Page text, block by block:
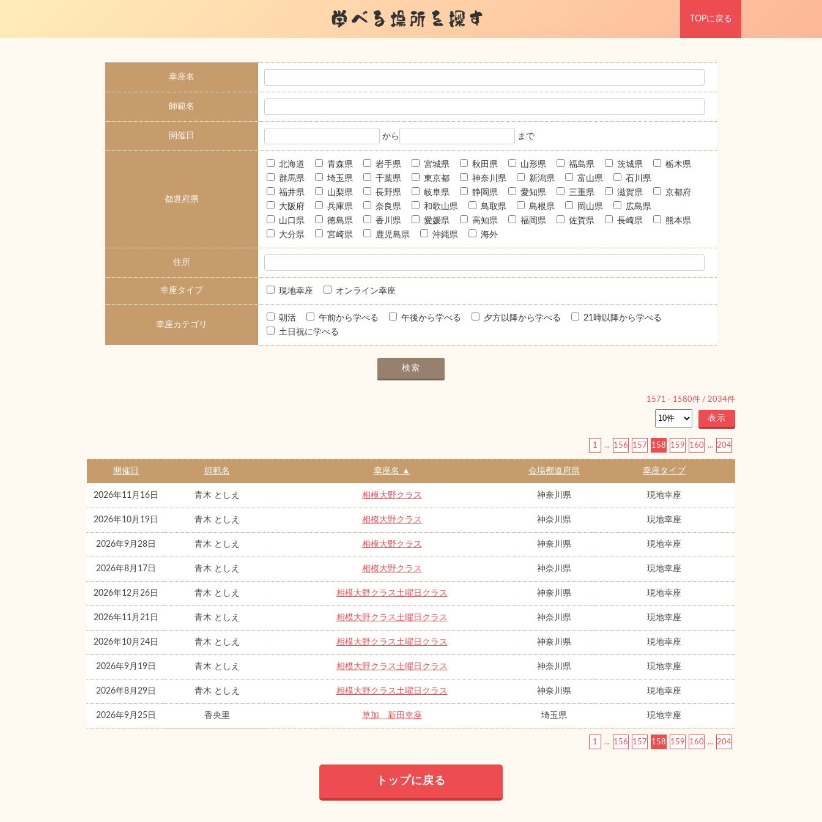
学べる場所を探す TOPに戻る
幸座名
師範名
開催日 から まで
都道府県
北海道 青森県 岩手県 宮城県 秋田県 山形県 福島県 茨城県
栃木県
群馬県
埼玉県 千葉県 東京都 神奈川県 新潟県 富山県
石川県
福井県
山梨県 長野県 岐阜県 静岡県 愛知県 三重県 滋賀県
京都府
大阪府
兵庫県 奈良県 和歌山県 鳥取県 島根県 岡山県
広島県
山口県
徳島県 香川県 愛媛県 高知県 福岡県 佐賀県 長崎県
熊本県
大分県
宮崎県 鹿児島県 沖縄県 海外
住所
幸座タイプ 現地幸座 オンライン幸座
幸座カテゴリ
朝活 午前から学べる 午後から学べる 夕方以降から学べる
21時以降から学べる
土日祝に学べる
1571 - 1580件 / 2034件
1 ... 156 157 158 159 160 ... 204
開催日 師範名 幸座名 ▲ 会場都道府県 幸座タイプ
2026年11月16日 青木 としえ 相模大野クラス 神奈川県 現地幸座
2026年10月19日 青木 としえ 相模大野クラス 神奈川県 現地幸座
2026年9月28日 青木 としえ 相模大野クラス 神奈川県 現地幸座
2026年8月17日 青木 としえ 相模大野クラス 神奈川県 現地幸座
2026年12月26日 青木 としえ 相模大野クラス土曜日クラス 神奈川県 現地幸座
2026年11月21日 青木 としえ 相模大野クラス土曜日クラス 神奈川県 現地幸座
2026年10月24日 青木 としえ 相模大野クラス土曜日クラス 神奈川県 現地幸座
2026年9月19日 青木 としえ 相模大野クラス土曜日クラス 神奈川県 現地幸座
2026年8月29日 青木 としえ 相模大野クラス土曜日クラス 神奈川県 現地幸座
2026年9月25日 香央里 草加 新田幸座 埼玉県 現地幸座
1 ... 156 157 158 159 160 ... 204
トップに戻る